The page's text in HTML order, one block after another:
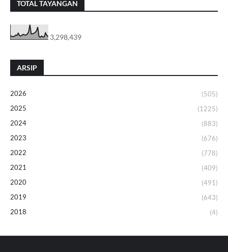
TOTAL TAYANGAN
3,298,439
ARSIP
2026
(505)
2025
(1225)
2024
(883)
2023
(676)
2022
(778)
2021
(409)
2020
(491)
2019
(643)
2018
(4)